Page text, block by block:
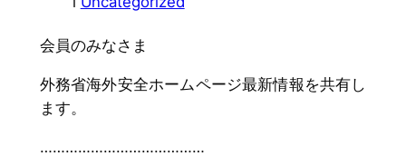
会員のみなさま
外務省海外安全ホームページ最新情報を共有し
ます。
…………………………………